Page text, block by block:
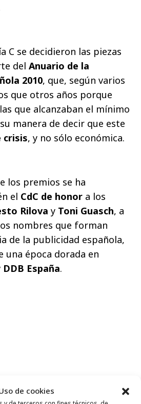
de cookies
C se decidieron las piezas
del Anuario de la
2010, que, según varios
que otros años porque
que alcanzaban el mínimo
manera de decir que este
crisis, y no sólo económica.
los premios se ha
el CdC de honor a los
Rilova y Toni Guasch, a
nombres que forman
de la publicidad española,
una época dorada en
DDB España.